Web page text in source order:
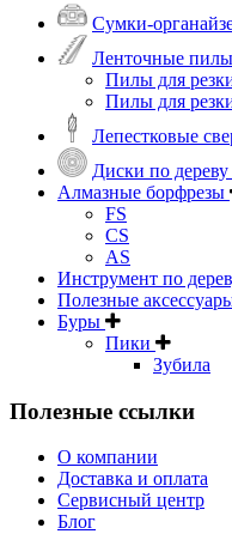
Сумки-
Ленточные пилы
Пилы для
Пилы для
Лепестковые
Диски по
Алмазные борфрезы
FS
CS
AS
Инструмент по
Полезные
Буры
Пики
Зубила
Полезные ссылки
О компании
Доставка и оплата
Сервисный центр
Блог